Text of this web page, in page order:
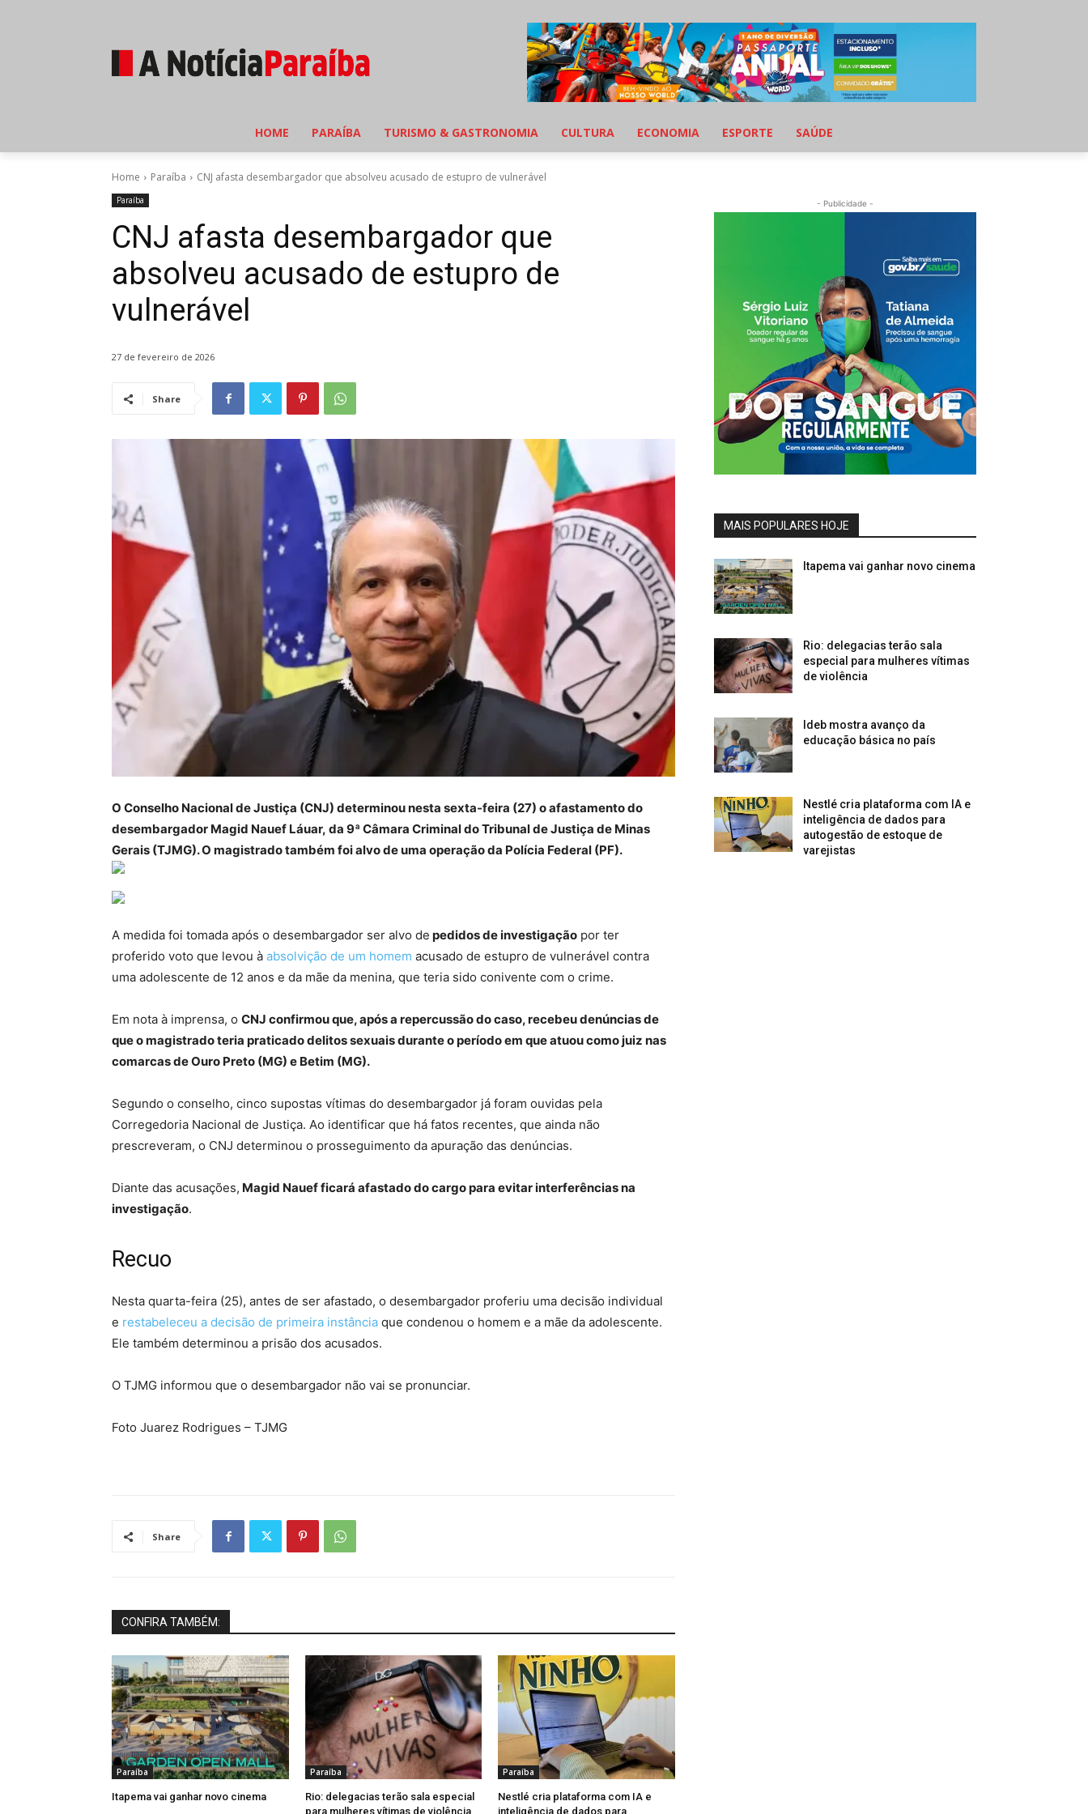
HOME PARAÍBA TURISMO & GASTRONOMIA CULTURA ECONOMIA ESPORTE SAÚDE
Home Paraíba CNJ afasta desembargador que absolveu acusado de estupro de vulnerável
Paraíba
CNJ afasta desembargador que
absolveu acusado de estupro de
vulnerável
27 de fevereiro de 2026
Share
O Conselho Nacional de Justiça (CNJ) determinou nesta sexta-feira (27) o afastamento do
desembargador Magid Nauef Láuar, da 9ª Câmara Criminal do Tribunal de Justiça de Minas
Gerais (TJMG). O magistrado também foi alvo de uma operação da Polícia Federal (PF).
A medida foi tomada após o desembargador ser alvo de pedidos de investigação por ter
proferido voto que levou à absolvição de um homem acusado de estupro de vulnerável contra
uma adolescente de 12 anos e da mãe da menina, que teria sido conivente com o crime.
Em nota à imprensa, o CNJ confirmou que, após a repercussão do caso, recebeu denúncias de
que o magistrado teria praticado delitos sexuais durante o período em que atuou como juiz nas
comarcas de Ouro Preto (MG) e Betim (MG).
Segundo o conselho, cinco supostas vítimas do desembargador já foram ouvidas pela
Corregedoria Nacional de Justiça. Ao identificar que há fatos recentes, que ainda não
prescreveram, o CNJ determinou o prosseguimento da apuração das denúncias.
Diante das acusações, Magid Nauef ficará afastado do cargo para evitar interferências na
investigação.
Recuo
Nesta quarta-feira (25), antes de ser afastado, o desembargador proferiu uma decisão individual
e restabeleceu a decisão de primeira instância que condenou o homem e a mãe da adolescente.
Ele também determinou a prisão dos acusados.
O TJMG informou que o desembargador não vai se pronunciar.
Foto Juarez Rodrigues – TJMG
Share
CONFIRA TAMBÉM:
Paraíba
Itapema vai ganhar novo cinema
Paraíba
Rio: delegacias terão sala especial
para mulheres vítimas de violência
Paraíba
Nestlé cria plataforma com IA e
inteligência de dados para
- Publicidade -
MAIS POPULARES HOJE
Itapema vai ganhar novo cinema
Rio: delegacias terão sala
especial para mulheres vítimas
de violência
Ideb mostra avanço da
educação básica no país
Nestlé cria plataforma com IA e
inteligência de dados para
autogestão de estoque de
varejistas